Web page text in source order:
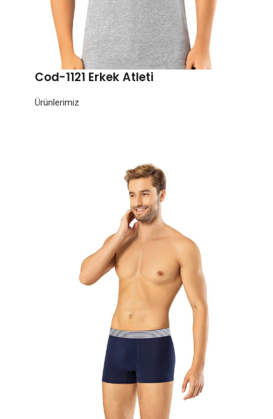
Cod-1121 Erkek Atleti
Ürünlerimiz